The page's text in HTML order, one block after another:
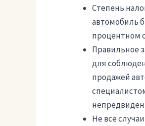
Степень
автомобиль
процентном
Правильное
для
продажей
Не все